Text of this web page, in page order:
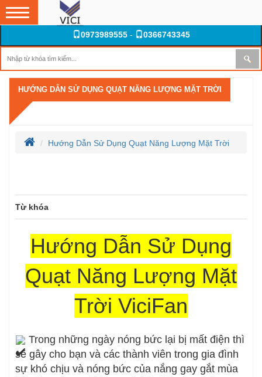
0973989555- 0366743345
HƯỚNG DẪN SỬ DỤNG QUẠT NĂNG LƯỢNG MẶT TRỜI
Hướng Dẫn Sử Dụng Quạt Năng Lượng Mặt Trời
Từ khóa
Hướng Dẫn Sử Dụng
Quạt Năng Lượng Mặt
Trời ViciFan
Trong những ngày nóng bức lại bị mất điện thì
sẽ gây cho bạn và các thành viên trong gia đình
sự khó chịu và nóng bức của nắng gay gắt mùa